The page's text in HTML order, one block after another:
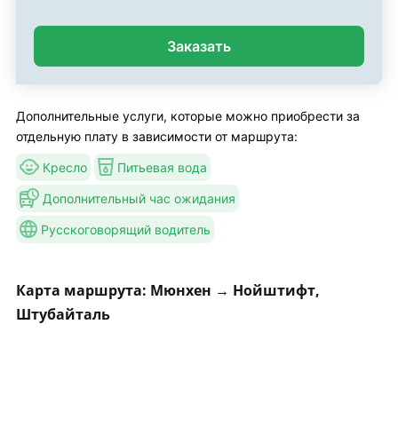
Заказать
Дополнительные услуги, которые можно приобрести за
отдельную плату в зависимости от маршрута:
Кресло Питьевая вода
Дополнительный час ожидания
Русскоговорящий водитель
Карта маршрута: Мюнхен → Нойштифт,
Штубайталь